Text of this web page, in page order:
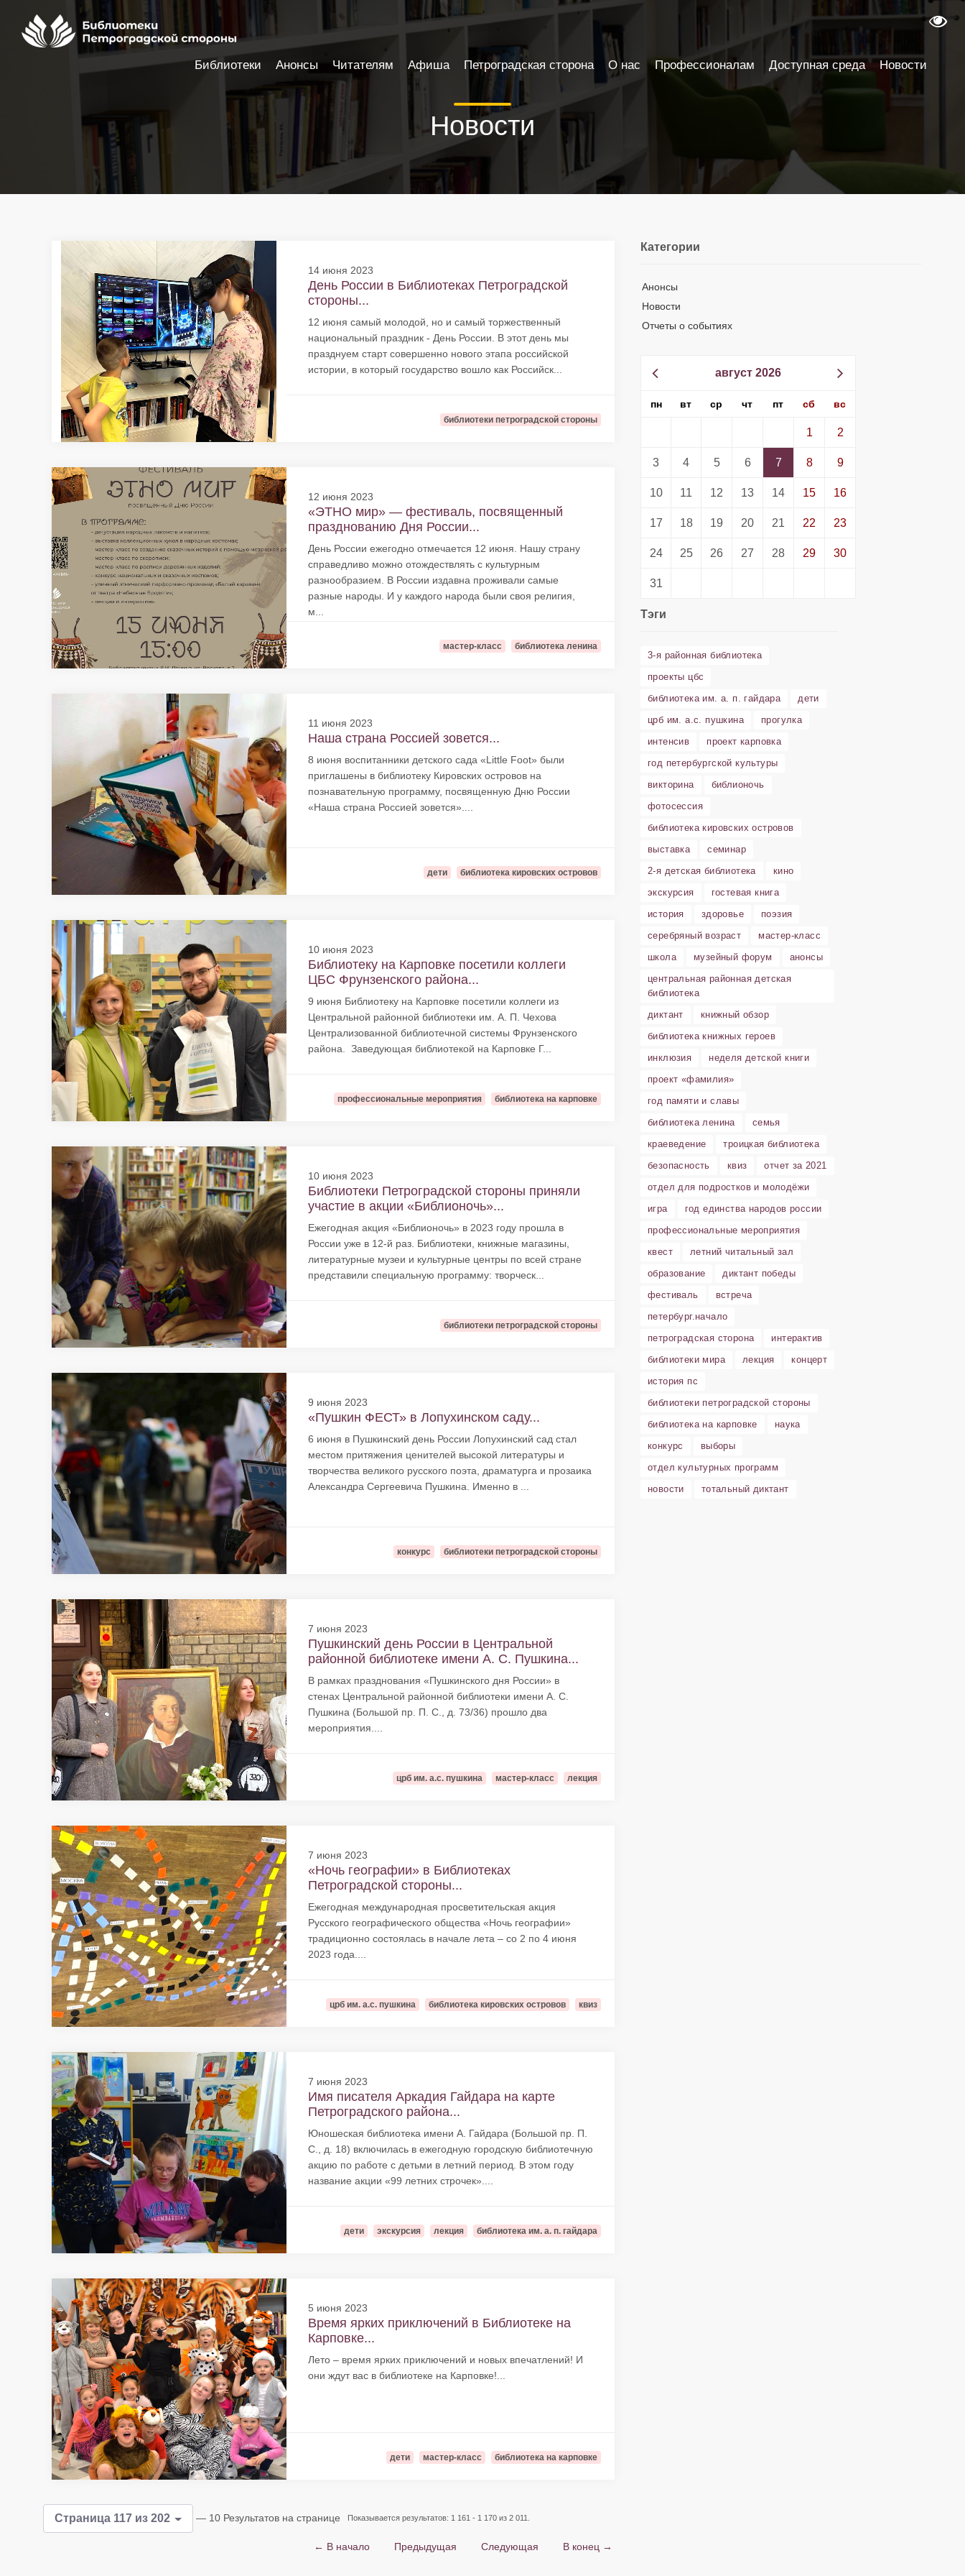
Новости
14 июня 2023
День России в Библиотеках Петроградской
стороны...
12 июня самый молодой, но и самый торжественный
национальный праздник - День России. В этот день мы
празднуем старт совершенно нового этапа российской
истории, в который государство вошло как Российск...
библиотеки петроградской стороны
12 июня 2023
«ЭТНО мир» — фестиваль, посвященный
празднованию Дня России...
День России ежегодно отмечается 12 июня. Нашу страну
справедливо можно отождествлять с культурным
разнообразием. В России издавна проживали самые
разные народы. И у каждого народа были своя религия,
м...
мастер-класс библиотека ленина
11 июня 2023
Наша страна Россией зовется...
8 июня воспитанники детского сада «Little Foot» были
приглашены в библиотеку Кировских островов на
познавательную программу, посвященную Дню России
«Наша страна Россией зовется»....
дети библиотека кировских островов
10 июня 2023
Библиотеку на Карповке посетили коллеги
ЦБС Фрунзенского района...
9 июня Библиотеку на Карповке посетили коллеги из
Центральной районной библиотеки им. А. П. Чехова
Централизованной библиотечной системы Фрунзенского
района. Заведующая библиотекой на Карповке Г...
профессиональные мероприятия библиотека на карповке
10 июня 2023
Библиотеки Петроградской стороны приняли
участие в акции «Библионочь»...
Ежегодная акция «Библионочь» в 2023 году прошла в
России уже в 12-й раз. Библиотеки, книжные магазины,
литературные музеи и культурные центры по всей стране
представили специальную программу: творческ...
библиотеки петроградской стороны
9 июня 2023
«Пушкин ФЕСТ» в Лопухинском саду...
6 июня в Пушкинский день России Лопухинский сад стал
местом притяжения ценителей высокой литературы и
творчества великого русского поэта, драматурга и прозаика
Александра Сергеевича Пушкина. Именно в ...
конкурс библиотеки петроградской стороны
7 июня 2023
Пушкинский день России в Центральной
районной библиотеке имени А. С. Пушкина...
В рамках празднования «Пушкинского дня России» в
стенах Центральной районной библиотеки имени А. С.
Пушкина (Большой пр. П. С., д. 73/36) прошло два
мероприятия....
црб им. а.с. пушкина мастер-класс лекция
7 июня 2023
«Ночь географии» в Библиотеках
Петроградской стороны...
Ежегодная международная просветительская акция
Русского географического общества «Ночь географии»
традиционно состоялась в начале лета – со 2 по 4 июня
2023 года....
црб им. а.с. пушкина библиотека кировских островов квиз
7 июня 2023
Имя писателя Аркадия Гайдара на карте
Петроградского района...
Юношеская библиотека имени А. Гайдара (Большой пр. П.
С., д. 18) включилась в ежегодную городскую библиотечную
акцию по работе с детьми в летний период. В этом году
название акции «99 летних строчек»....
дети экскурсия лекция библиотека им. а. п. гайдара
5 июня 2023
Время ярких приключений в Библиотеке на
Карповке...
Лето – время ярких приключений и новых впечатлений! И
они ждут вас в библиотеке на Карповке!...
дети мастер-класс библиотека на карповке
Страница 117 из 202 — 10 Результатов на странице Показывается результатов: 1 161 - 1 170 из 2 011.
← В начало Предыдущая Следующая В конец →
Категории
Анонсы
Новости
Отчеты о событиях
август 2026
пн вт ср чт пт сб вс
1 2
3 4 5 6 7 8 9
10 11 12 13 14 15 16
17 18 19 20 21 22 23
24 25 26 27 28 29 30
31
Тэги
3-я районная библиотека
проекты цбс
библиотека им. а. п. гайдара
дети
црб им. а.с. пушкина
прогулка
интенсив
проект карповка
год петербургской культуры
викторина
библионочь
фотосессия
библиотека кировских островов
выставка
семинар
2-я детская библиотека
кино
экскурсия
гостевая книга
история
здоровье
поэзия
серебряный возраст
мастер-класс
школа
музейный форум
анонсы
центральная районная детская
библиотека
диктант
книжный обзор
библиотека книжных героев
инклюзия
неделя детской книги
проект «фамилия»
год памяти и славы
библиотека ленина
семья
краеведение
троицкая библиотека
безопасность
квиз
отчет за 2021
отдел для подростков и молодёжи
игра
год единства народов россии
профессиональные мероприятия
квест
летний читальный зал
образование
диктант победы
фестиваль
встреча
петербург.начало
петроградская сторона
интерактив
библиотеки мира
лекция
концерт
история пс
библиотеки петроградской стороны
библиотека на карповке
наука
конкурс
выборы
отдел культурных программ
новости
тотальный диктант
Библиотеки Анонсы Читателям Афиша Петроградская сторона О нас Профессионалам Доступная среда Новости
Настройки доступности